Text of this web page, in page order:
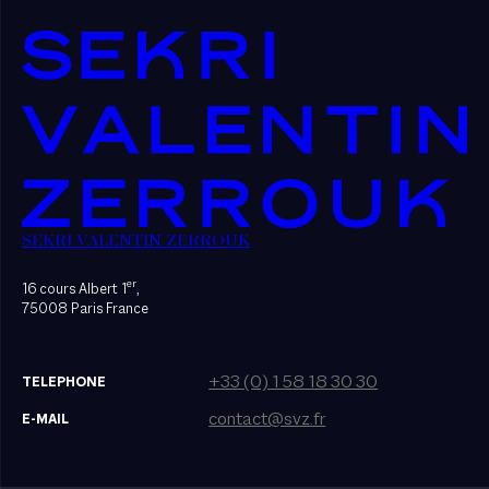
SEKRI VALENTIN ZERROUK
16 cours Albert 1er,
75008 Paris France
TELEPHONE +33 (0) 1 58 18 30 30
E-MAIL contact@svz.fr